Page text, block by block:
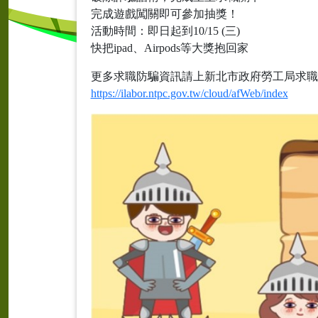
完成遊戲闖關即可參加抽獎！
活動時間：即日起到10/15 (三)
快把ipad、Airpods等大獎抱回家
更多求職防騙資訊請上新北市政府勞工局求
https://ilabor.ntpc.gov.tw/cloud/afWeb/index